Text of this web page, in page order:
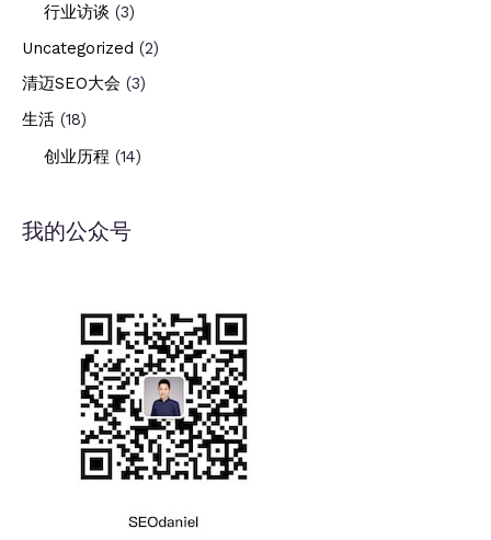
行业访谈 (3)
Uncategorized (2)
清迈SEO大会 (3)
生活 (18)
创业历程 (14)
我的公众号